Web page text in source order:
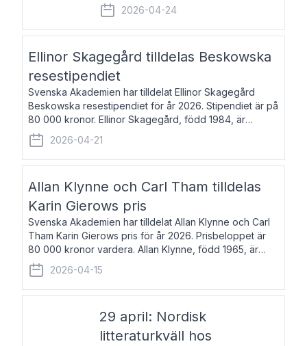
2026-04-24
Ellinor Skagegård tilldelas Beskowska
resestipendiet
Svenska Akademien har tilldelat Ellinor Skagegård
Beskowska resestipendiet för år 2026. Stipendiet är på
80 000 kronor. Ellinor Skagegård, född 1984, är
författare, journalist och musiker. Hon skriver
återkommande för Svenska Dagbladet, Ups
2026-04-21
Allan Klynne och Carl Tham tilldelas
Karin Gierows pris
Svenska Akademien har tilldelat Allan Klynne och Carl
Tham Karin Gierows pris för år 2026. Prisbeloppet är
80 000 kronor vardera. Allan Klynne, född 1965, är
arkeolog, författare, översättare och fil.dr i antikens
kultur och samhällsliv. Ut
2026-04-15
29 april: Nordisk
litteraturkväll hos